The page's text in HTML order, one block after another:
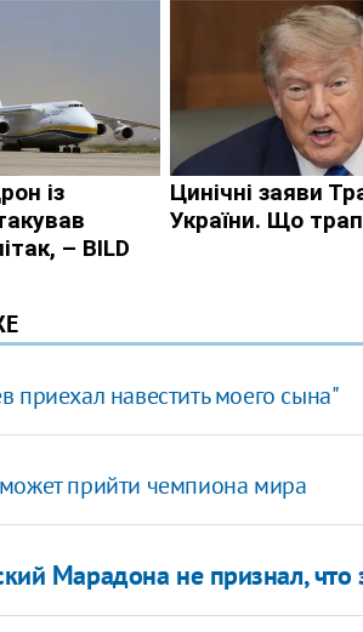
приехал навестить моего сына"
прийти чемпиона мира
Марадона не признал, что